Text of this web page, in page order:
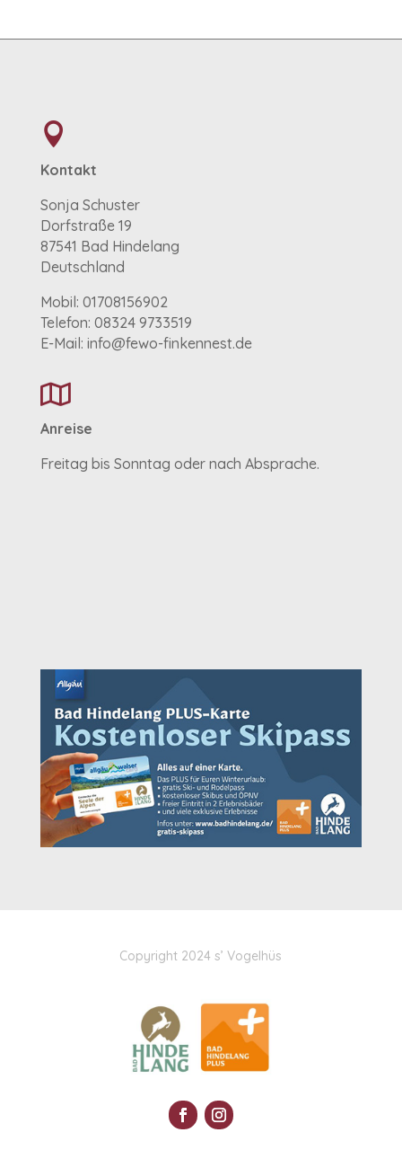

Kontakt
Sonja Schuster
Dorfstraße 19
87541 Bad Hindelang
Deutschland
Mobil: 01708156902
Telefon: 08324 9733519
E-Mail: info@fewo-finkennest.de

Anreise
Freitag bis Sonntag oder nach Absprache.
Copyright 2024 s’ Vogelhüs